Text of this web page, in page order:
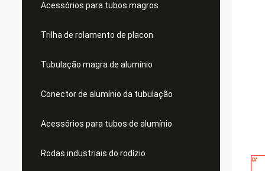
Acessórios para tubos magros
Trilha de rolamento de placon
Tubulação magra de alumínio
Conector de alumínio da tubulação
Acessórios para tubos de alumínio
Rodas industriais do rodízio